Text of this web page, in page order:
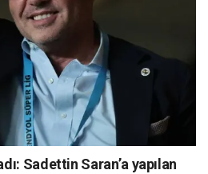
Sadettin Saran’a yapılan